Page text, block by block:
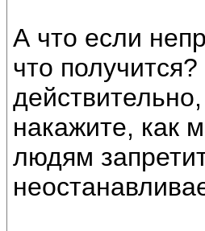
А что если
что
накажите, как
людям